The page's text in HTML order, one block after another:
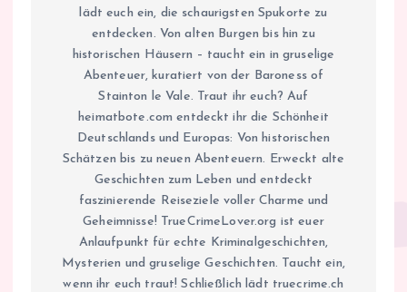
lädt euch ein, die schaurigsten Spukorte zu
entdecken. Von alten Burgen bis hin zu
historischen Häusern – taucht ein in gruselige
Abenteuer, kuratiert von der Baroness of
Stainton le Vale. Traut ihr euch? Auf
heimatbote.com entdeckt ihr die Schönheit
Deutschlands und Europas: Von historischen
Schätzen bis zu neuen Abenteuern. Erweckt alte
Geschichten zum Leben und entdeckt
faszinierende Reiseziele voller Charme und
Geheimnisse! TrueCrimeLover.org ist euer
Anlaufpunkt für echte Kriminalgeschichten,
Mysterien und gruselige Geschichten. Taucht ein,
wenn ihr euch traut! Schließlich lädt truecrime.ch